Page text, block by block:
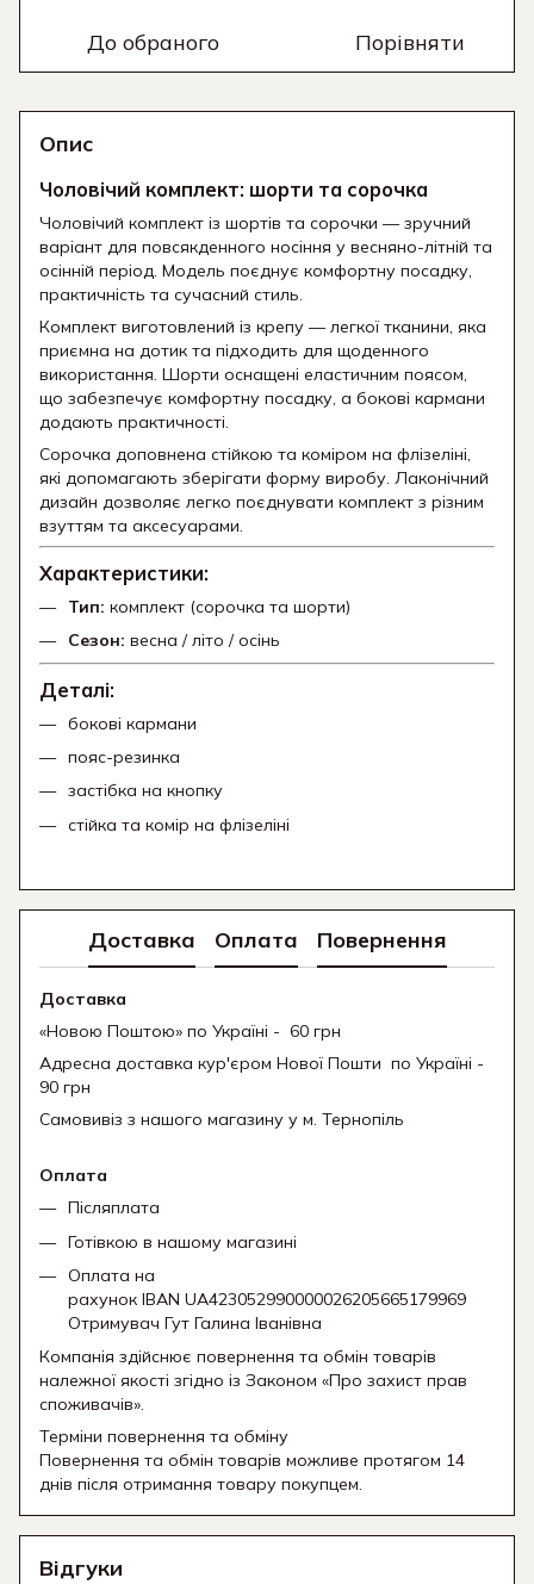
До обраного Порівняти
Опис
Чоловічий комплект: шорти та сорочка
Чоловічий комплект із шортів та сорочки — зручний
варіант для повсякденного носіння у весняно-літній та
осінній період. Модель поєднує комфортну посадку,
практичність та сучасний стиль.
Комплект виготовлений із крепу — легкої тканини, яка
приємна на дотик та підходить для щоденного
використання. Шорти оснащені еластичним поясом,
що забезпечує комфортну посадку, а бокові кармани
додають практичності.
Сорочка доповнена стійкою та коміром на флізеліні,
які допомагають зберігати форму виробу. Лаконічний
дизайн дозволяє легко поєднувати комплект з різним
взуттям та аксесуарами.
Характеристики:
Тип: комплект (сорочка та шорти)
Сезон: весна / літо / осінь
Деталі:
бокові кармани
пояс-резинка
застібка на кнопку
стійка та комір на флізеліні
Доставка Оплата Повернення
Доставка
«Новою Поштою» по Україні - 60 грн
Адресна доставка кур'єром Нової Пошти по Україні -
90 грн
Самовивіз з нашого магазину у м. Тернопіль
Оплата
Післяплата
Готівкою в нашому магазині
Оплата на
рахунок IBAN UA423052990000026205665179969
Отримувач Гут Галина Іванівна
Компанія здійснює повернення та обмін товарів
належної якості згідно із Законом «Про захист прав
споживачів».
Терміни повернення та обміну
Повернення та обмін товарів можливе протягом 14
днів після отримання товару покупцем.
Відгуки